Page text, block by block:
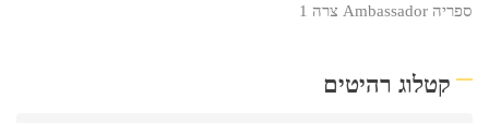
ספריה Ambassador צרה 1
קטלוג רהיטים